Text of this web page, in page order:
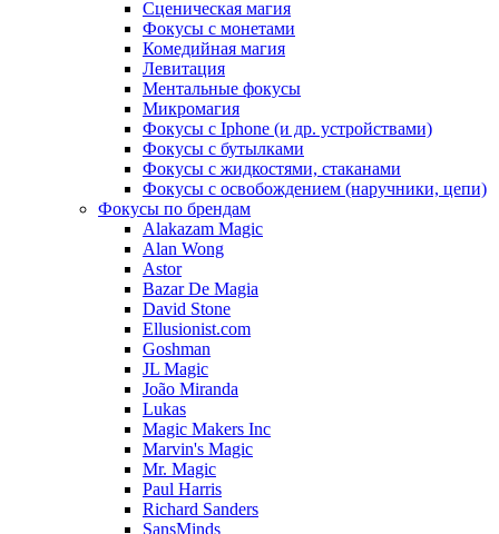
Сценическая магия
Фокусы с монетами
Комедийная магия
Левитация
Ментальные фокусы
Микромагия
Фокусы с Iphone (и др. устройствами)
Фокусы с бутылками
Фокусы с жидкостями, стаканами
Фокусы с освобождением (наручники, цепи)
Фокусы по брендам
Alakazam Magic
Alan Wong
Astor
Bazar De Magia
David Stone
Ellusionist.com
Goshman
JL Magic
João Miranda
Lukas
Magic Makers Inc
Marvin's Magic
Mr. Magic
Paul Harris
Richard Sanders
SansMinds